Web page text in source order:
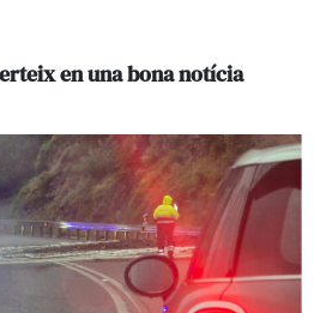
en una bona notícia